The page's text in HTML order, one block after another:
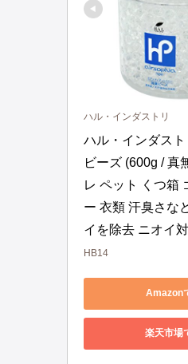
ハル・インダストリ
ハル・インダス
ビーズ (600g / 真
レ ペット くつ箱
ー 衣類 汗臭さな
イを除去 ニオイ
HB14
Amazon
楽天市場